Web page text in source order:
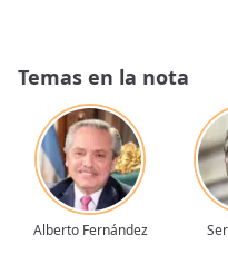
"Alguien quiere realizar un
profesional y solicito una
pudiera seguir al infinito",
permisos estatales con la
servicios contables.
La historia de Martín
complicado por la causa
La investigación tomó
Temas en la nota
Alberto Fernández